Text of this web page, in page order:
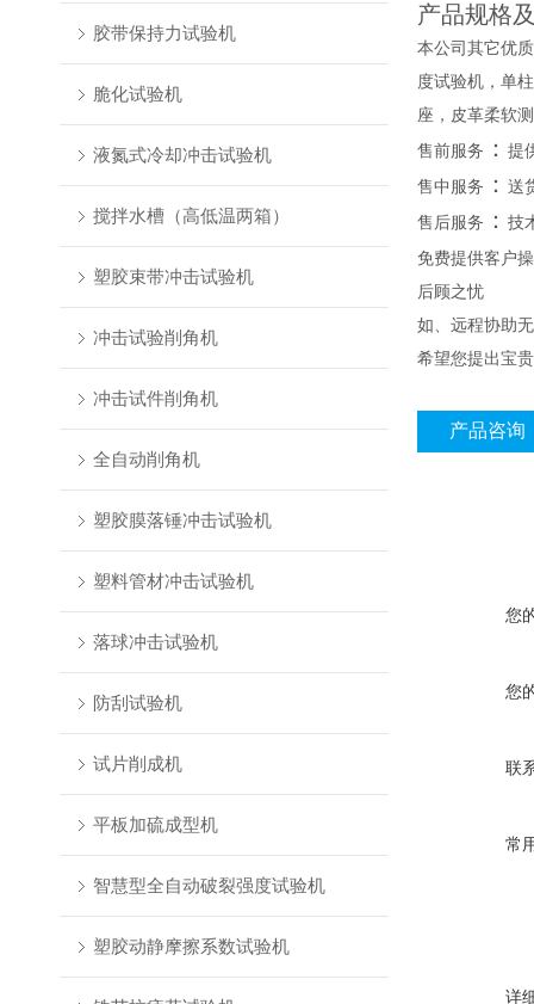
胶带保持力试验机
脆化试验机
液氮式冷却冲击试验机
搅拌水槽（高低温两箱）
塑胶束带冲击试验机
冲击试验削角机
冲击试件削角机
全自动削角机
塑胶膜落锤冲击试验机
塑料管材冲击试验机
落球冲击试验机
防刮试验机
试片削成机
平板加硫成型机
智慧型全自动破裂强度试验机
塑胶动静摩擦系数试验机
产品规格
本公司其它优
度试验机，单
座，皮革柔软
售前服务
： 提
售中服务
： 送
售后服务
： 技
免费提供客户
后顾之忧
如、远程协助
希望您提出宝
产品咨询
您
您
联
常
详